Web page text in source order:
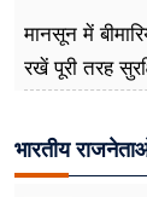
मानसून में
रखें पूरी तरह
भारतीय